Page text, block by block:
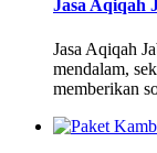
Jasa Aqiqah
Jasa Aqiqah
mendalam,
memberikan